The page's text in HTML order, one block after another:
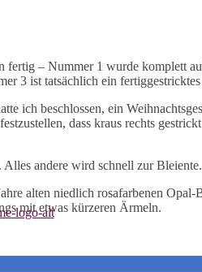
fertig – Nummer 1 wurde komplett
3 ist tatsächlich ein
ich beschlossen, ein
dass kraus rechts
Alles andere wird schnell zur Bleiente.
alten niedlich rosafarbenen
mit etwas kürzeren Ärmeln.